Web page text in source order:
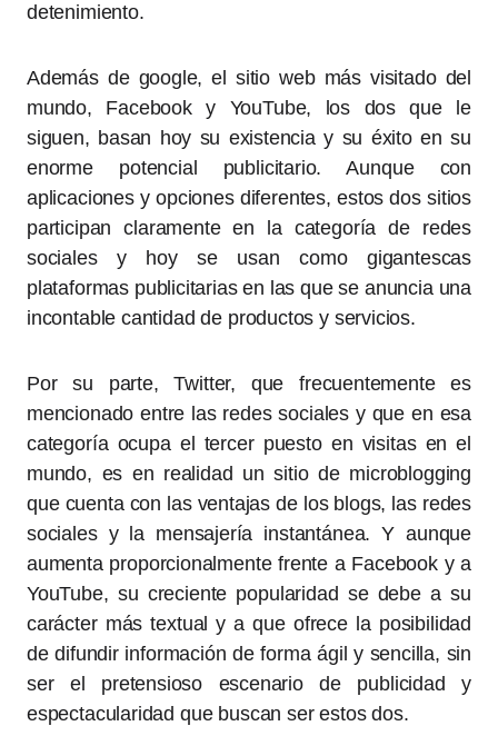
detenimiento.
Además de google, el sitio web más visitado del
mundo, Facebook y YouTube, los dos que le
siguen, basan hoy su existencia y su éxito en su
enorme potencial publicitario. Aunque con
aplicaciones y opciones diferentes, estos dos sitios
participan claramente en la categoría de redes
sociales y hoy se usan como gigantescas
plataformas publicitarias en las que se anuncia una
incontable cantidad de productos y servicios.
Por su parte, Twitter, que frecuentemente es
mencionado entre las redes sociales y que en esa
categoría ocupa el tercer puesto en visitas en el
mundo, es en realidad un sitio de microblogging
que cuenta con las ventajas de los blogs, las redes
sociales y la mensajería instantánea. Y aunque
aumenta proporcionalmente frente a Facebook y a
YouTube, su creciente popularidad se debe a su
carácter más textual y a que ofrece la posibilidad
de difundir información de forma ágil y sencilla, sin
ser el pretensioso escenario de publicidad y
espectacularidad que buscan ser estos dos.